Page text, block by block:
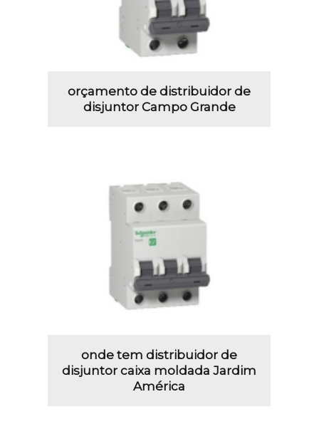
orçamento de distribuidor de
disjuntor Campo Grande
onde tem distribuidor de
disjuntor caixa moldada Jardim
América